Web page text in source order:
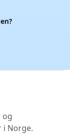
og
Norge.